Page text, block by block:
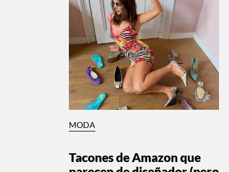
MODA
Tacones de Amazon que